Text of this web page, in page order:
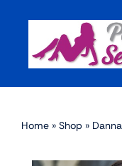
content
Par corps
Home » Shop »